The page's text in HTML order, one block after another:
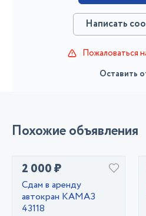
Написать
Пожаловаться
Оставить
Похожие объявления
2 000 ₽
Сдам в аренду
автокран КАМАЗ
43118